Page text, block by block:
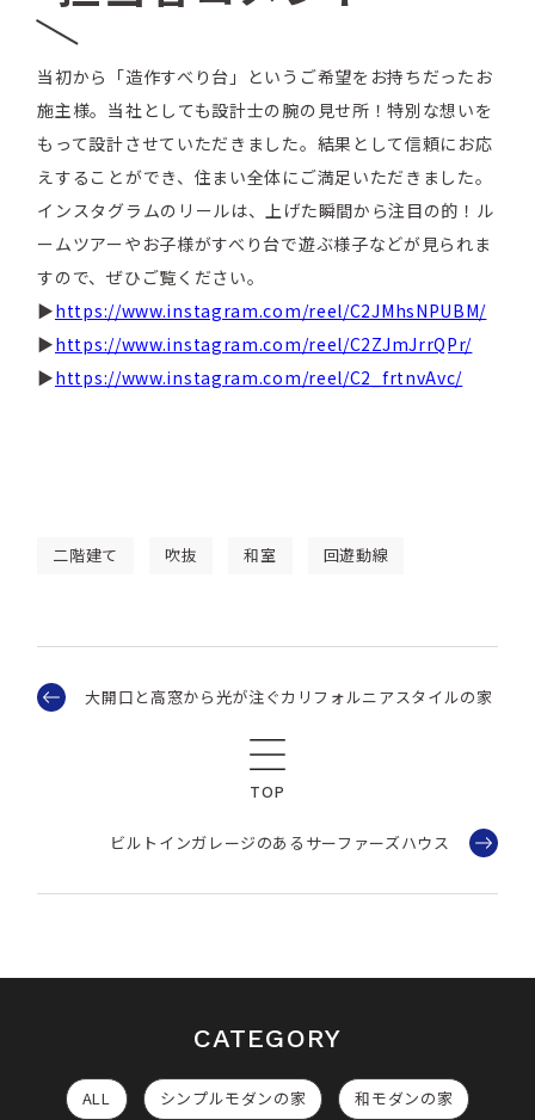
当初から「造作すべり台」というご希望をお持ちだったお
施主様。当社としても設計士の腕の見せ所！特別な想いを
もって設計させていただきました。結果として信頼にお応
えすることができ、住まい全体にご満足いただきました。
インスタグラムのリールは、上げた瞬間から注目の的！ル
ームツアーやお子様がすべり台で遊ぶ様子などが見られま
すので、ぜひご覧ください。
▶https://www.instagram.com/reel/C2JMhsNPUBM/
▶https://www.instagram.com/reel/C2ZJmJrrQPr/
▶https://www.instagram.com/reel/C2_frtnvAvc/
二階建て 吹抜 和室 回遊動線
大開口と高窓から光が注ぐカリフォルニアスタイルの家
TOP
ビルトインガレージのあるサーファーズハウス
CATEGORY
ALL シンプルモダンの家 和モダンの家